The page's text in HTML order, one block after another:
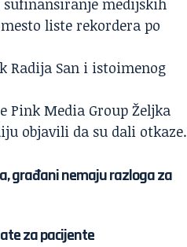
liste rekordera po
Radija San i istoimenog
Pink Media Group Željka
objavili da su dali otkaze.
građani nemaju razloga za
za pacijente